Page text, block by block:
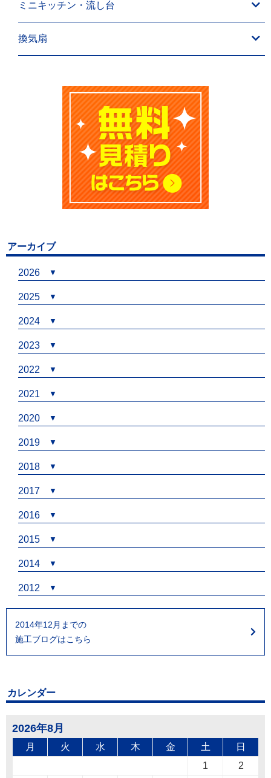
ミニキッチン・流し台
換気扇
アーカイブ
2026
2025
2024
2023
2022
2021
2020
2019
2018
2017
2016
2015
2014
2012
2014年12月までの
施工ブログはこちら
カレンダー
2026年8月
月 火 水 木 金 土 日
1
2